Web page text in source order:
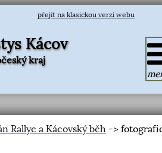
přejít na klasickou verzi webu
Kácov
kraj
Rallye a Kácovský běh ->